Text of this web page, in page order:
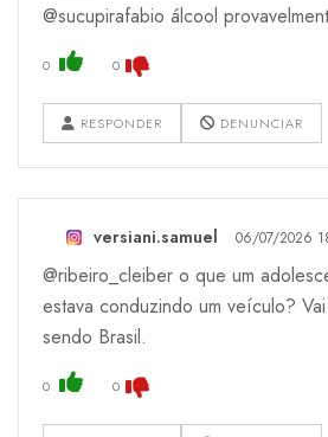
@sucupirafabio álcool
0 0
RESPONDER DENUNCIAR
versiani.samuel 06/07/2026
@ribeiro_cleiber o que um
estava conduzindo um veículo?
sendo Brasil.
0 0